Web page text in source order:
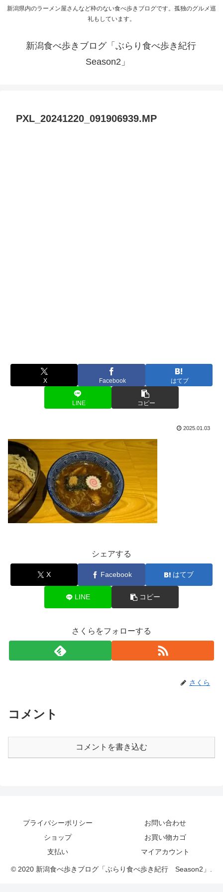
新潟県内のラーメン屋さんなど枠のない食べ歩きブログです。孤独のグルメ巡
礼もしています。
新潟食べ歩きブログ「ぶらり食べ歩き紀行
Season2」
PXL_20241220_091906939.MP
X Facebook はてブ
LINE コピー
2025.01.03
シェアする
X Facebook はてブ
LINE コピー
さくらをフォローする
さくら
コメント
コメントを書き込む
プライバシーポリシー
お問い合わせ
ショップ
お買い物カゴ
支払い
マイアカウント
© 2020 新潟食べ歩きブログ「ぶらり食べ歩き紀行 Season2」.